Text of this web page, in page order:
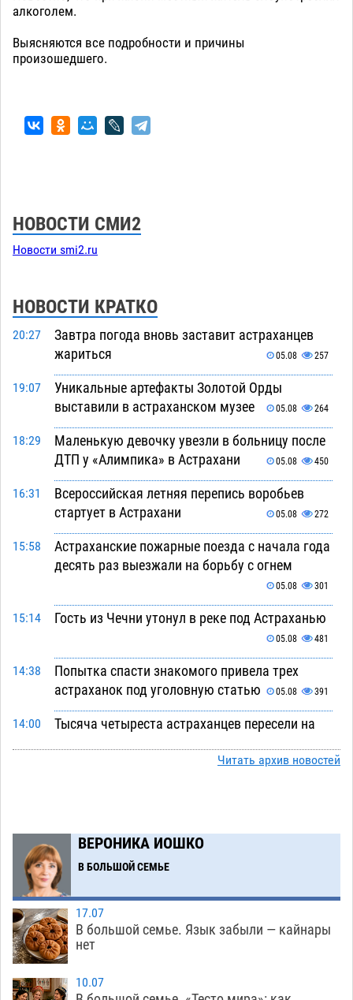
алкоголем.
Выясняются все подробности и причины
произошедшего.
НОВОСТИ СМИ2
Новости smi2.ru
НОВОСТИ КРАТКО
20:27
Завтра погода вновь заставит астраханцев
жариться
05.08 257
19:07
Уникальные артефакты Золотой Орды
выставили в астраханском музее
05.08 264
18:29
Маленькую девочку увезли в больницу после
ДТП у «Алимпика» в Астрахани
05.08 450
16:31
Всероссийская летняя перепись воробьев
стартует в Астрахани
05.08 272
15:58
Астраханские пожарные поезда с начала года
десять раз выезжали на борьбу с огнем
05.08 301
15:14 Гость из Чечни утонул в реке под Астраханью
05.08 481
14:38
Попытка спасти знакомого привела трех
астраханок под уголовную статью
05.08 391
14:00
Тысяча четыреста астраханцев пересели на
12:51
Младенец погиб в крупном пожаре в
Астрахани
12:23
У астраханца в морозильной камере
обнаружили почти полсотни стерлядей
406
выплатит миллионный ущерб за смертельную
Читать архив новостей
ВЕРОНИКА ИОШКО
В БОЛЬШОЙ СЕМЬЕ
17.07
В большой семье. Язык забыли — кайнары
нет
10.07